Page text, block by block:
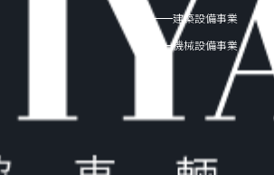
建築設備事業
機械設備事業